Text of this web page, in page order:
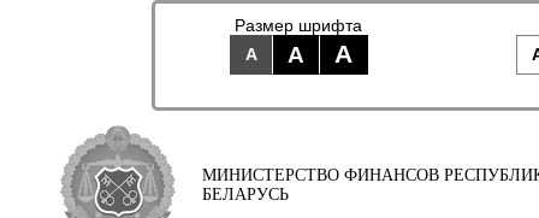
Размер шрифта
A
A A
МИНИСТЕРСТВО ФИНАНСОВ
БЕЛАРУСЬ